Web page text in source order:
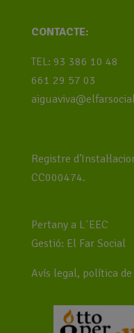
CONTACTE:
TEL: 93 386 10 48
661 29 57 03
Registre
CC000474.
Pertany a L´EEC
Gestió: El Far Social
Avís legal, política